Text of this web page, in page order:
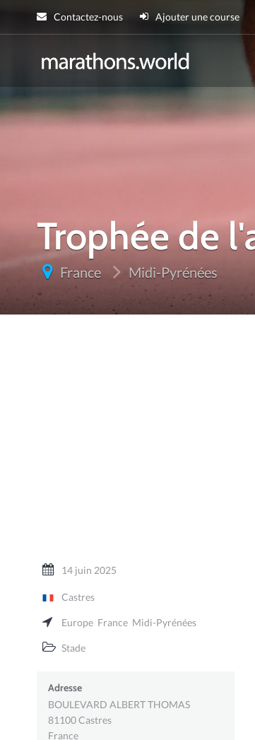
Contactez-nous Ajouter une course
Trophée de
France Midi-Pyrénées
14 juin 2025
Castres
Europe France Midi-Pyrénées
Stade
Adresse
BOULEVARD ALBERT THOMAS
81100Castres
France